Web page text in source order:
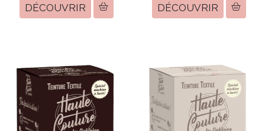
DÉCOUVRIR DÉCOUVRIR